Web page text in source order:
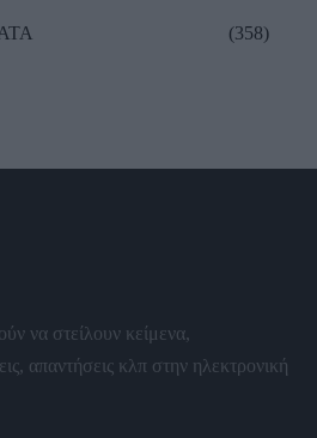
(358)
να στείλουν κείμενα,
απαντήσεις κλπ στην ηλεκτρονική